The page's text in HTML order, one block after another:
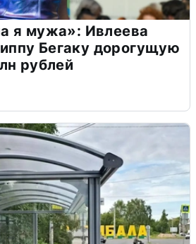
я мужа»: Ивлеева
Бегаку дорогущую
рублей